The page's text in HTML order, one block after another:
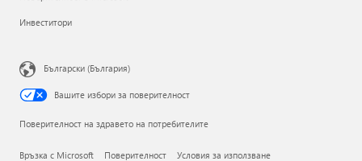
Инвеститори
Български (България)
Вашите избори за поверителност
Поверителност на здравето на потребителите
Връзка с Microsoft Поверителност Условия за използване